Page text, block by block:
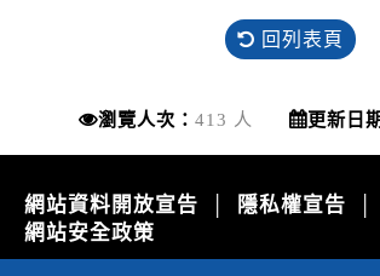
回列表頁
瀏覽人次： 413 人 更新日
網站資料開放宣告 隱私權宣告
網站安全政策